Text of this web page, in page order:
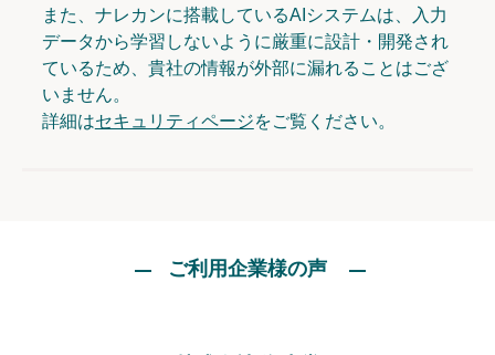
また、ナレカンに搭載しているAIシステムは、入力
データから学習しないように厳重に設計・開発され
ているため、貴社の情報が外部に漏れることはござ
いません。
詳細はセキュリティページをご覧ください。
ご利用企業様の声